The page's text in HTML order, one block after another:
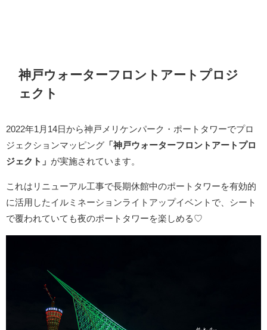
神戸ウォーターフロントアートプロジ
ェクト
2022年1月14日から神戸メリケンパーク・ポートタワーでプロ
ジェクションマッピング 「神戸ウォーターフロントアートプロ
ジェクト」 が実施されています。
これはリニューアル工事で長期休館中のポートタワーを有効的
に活用したイルミネーションライトアップイベントで、シート
で覆われていても夜のポートタワーを楽しめる♡